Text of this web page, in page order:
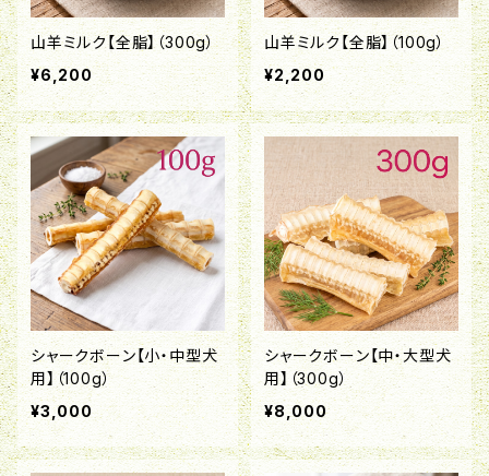
山羊ミルク【全脂】（300g）
¥6,200
山羊ミルク【全脂】（100g）
¥2,200
シャークボーン【小・中型犬
用】（100g）
¥3,000
シャークボーン【中・大型犬
用】（300g）
¥8,000